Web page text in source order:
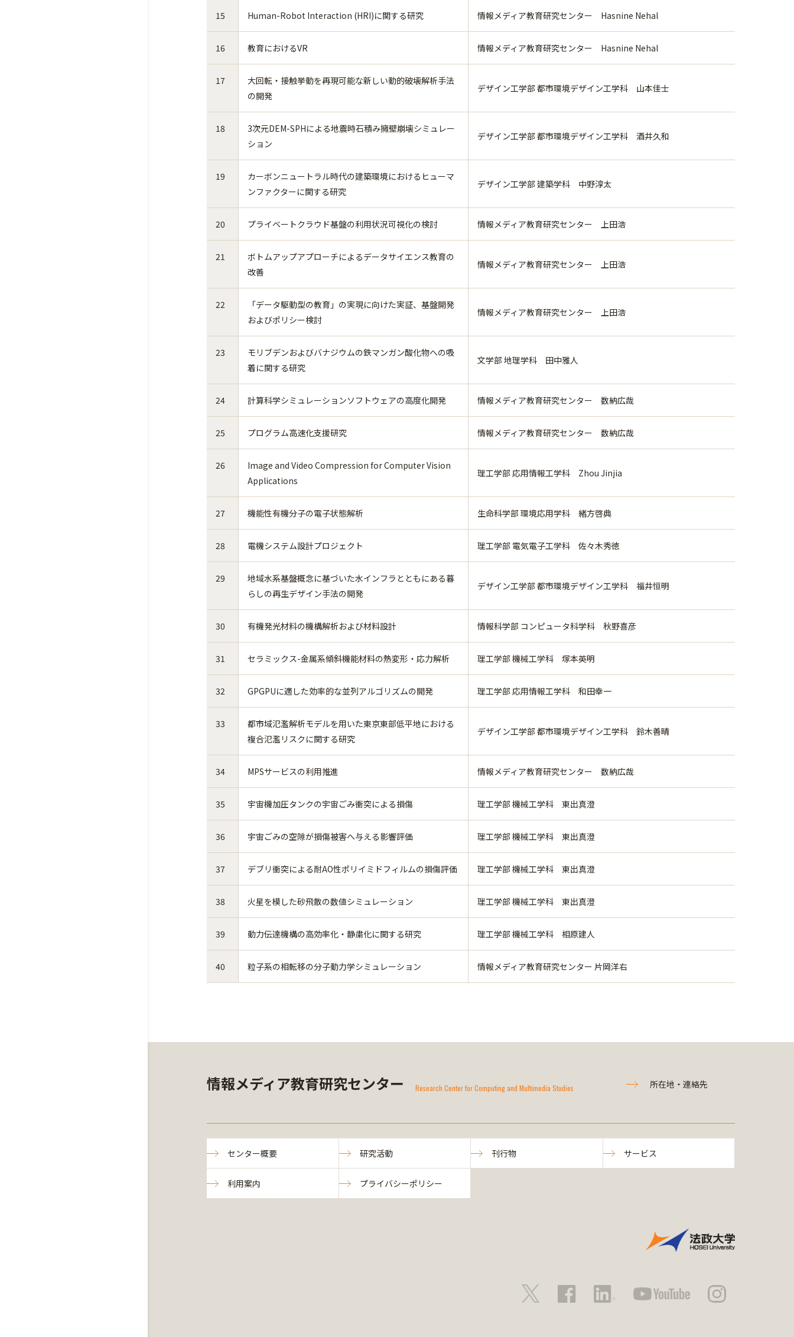
15 Human-Robot Interaction (HRI)に関する研究 情報メディア教育研究センター Hasnine Nehal
16 教育におけるVR 情報メディア教育研究センター Hasnine Nehal
17
大回転・接触挙動を再現可能な新しい動的破壊解析手法
の開発
デザイン工学部 都市環境デザイン工学科 山本佳士
18
3次元DEM-SPHによる地震時石積み擁壁崩壊シミュレー
ション
デザイン工学部 都市環境デザイン工学科 酒井久和
19
カーボンニュートラル時代の建築環境におけるヒューマ
ンファクターに関する研究
デザイン工学部 建築学科 中野淳太
20 プライベートクラウド基盤の利用状況可視化の検討 情報メディア教育研究センター 上田浩
21
ボトムアップアプローチによるデータサイエンス教育の
改善
情報メディア教育研究センター 上田浩
22
「データ駆動型の教育」の実現に向けた実証、基盤開発
およびポリシー検討
情報メディア教育研究センター 上田浩
23
モリブデンおよびバナジウムの鉄マンガン酸化物への吸
着に関する研究
文学部 地理学科 田中雅人
24 計算科学シミュレーションソフトウェアの高度化開発 情報メディア教育研究センター 数納広哉
25 プログラム高速化支援研究 情報メディア教育研究センター 数納広哉
26
Image and Video Compression for Computer Vision
Applications
理工学部 応用情報工学科 Zhou Jinjia
27 機能性有機分子の電子状態解析 生命科学部 環境応用学科 緒方啓典
28 電機システム設計プロジェクト 理工学部 電気電子工学科 佐々木秀徳
29
地域水系基盤概念に基づいた水インフラとともにある暮
らしの再生デザイン手法の開発
デザイン工学部 都市環境デザイン工学科 福井恒明
30 有機発光材料の機構解析および材料設計 情報科学部 コンピュータ科学科 秋野喜彦
31 セラミックス-金属系傾斜機能材料の熱変形・応力解析 理工学部 機械工学科 塚本英明
32 GPGPUに適した効率的な並列アルゴリズムの開発 理工学部 応用情報工学科 和田幸一
33
都市域氾濫解析モデルを用いた東京東部低平地における
複合氾濫リスクに関する研究
デザイン工学部 都市環境デザイン工学科 鈴木善晴
34 MPSサービスの利用推進 情報メディア教育研究センター 数納広哉
35 宇宙機加圧タンクの宇宙ごみ衝突による損傷 理工学部 機械工学科 東出真澄
36 宇宙ごみの空隙が損傷被害へ与える影響評価 理工学部 機械工学科 東出真澄
37 デブリ衝突による耐AO性ポリイミドフィルムの損傷評価 理工学部 機械工学科 東出真澄
38 火星を模した砂飛散の数値シミュレーション 理工学部 機械工学科 東出真澄
39 動力伝達機構の高効率化・静粛化に関する研究 理工学部 機械工学科 相原建人
40 粒子系の相転移の分子動力学シミュレーション 情報メディア教育研究センター 片岡洋右
情報メディア教育研究センター Research Center for Computing and Multimedia Studies 所在地・連絡先
センター概要 研究活動 刊行物 サービス
利用案内 プライバシーポリシー